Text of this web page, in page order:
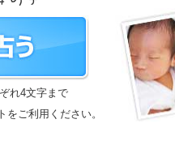
れ4文字まで
をご利用ください。